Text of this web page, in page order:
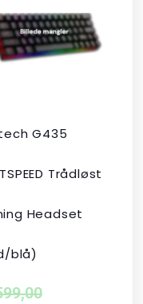
G435
Trådløst
Headset
blå)
pris
var:
kr. 599,00.
pris
er:
kr. 399,00.